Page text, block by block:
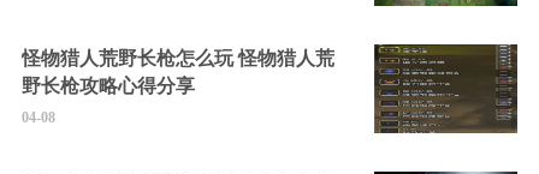
怪物猎人荒野长枪怎么玩 怪物猎人荒
野长枪攻略心得分享
04-08